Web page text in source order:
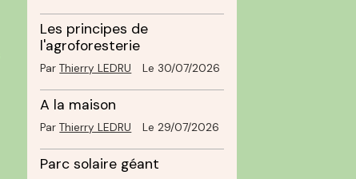
Les principes de
l'agroforesterie
ParThierry LEDRU Le 30/07/2026
A la maison
ParThierry LEDRU Le 29/07/2026
Parc solaire géant